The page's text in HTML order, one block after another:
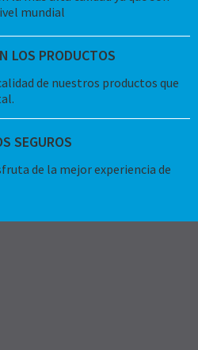
mundial
LOS PRODUCTOS
de nuestros productos que
SEGUROS
de la mejor experiencia de